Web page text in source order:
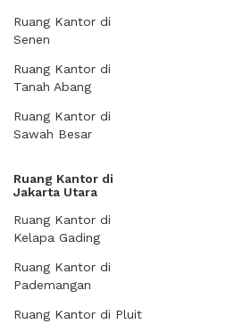
Ruang Kantor di
Senen
Ruang Kantor di
Tanah Abang
Ruang Kantor di
Sawah Besar
Ruang Kantor di
Jakarta Utara
Ruang Kantor di
Kelapa Gading
Ruang Kantor di
Pademangan
Ruang Kantor di Pluit